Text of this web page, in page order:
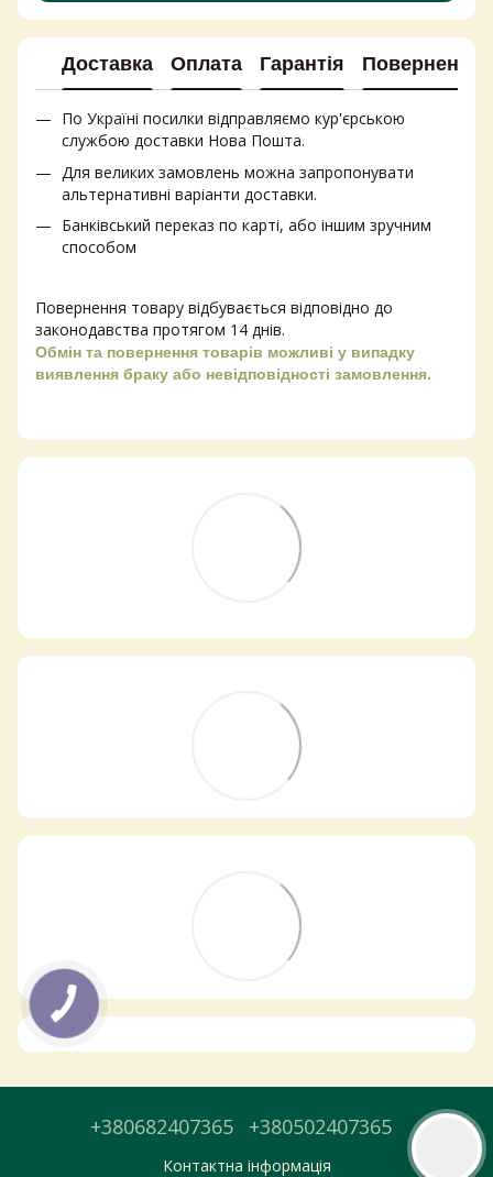
Дитяча побутова хімія купити
Доставка Оплата Гарантія Повернення
По Україні посилки відправляємо кур'єрською
службою доставки Нова Пошта.
Для великих замовлень можна запропонувати
альтернативні варіанти доставки.
Банківський переказ по карті, або іншим зручним
способом
Повернення товару відбувається відповідно до
законодавства протягом 14 днів.
Обмін та повернення товарів можливі у випадку
виявлення браку або невідповідності замовлення.
+380682407365 +380502407365
Контактна інформація
доставити у вибраний
магазин і забрати у зручний час 💚